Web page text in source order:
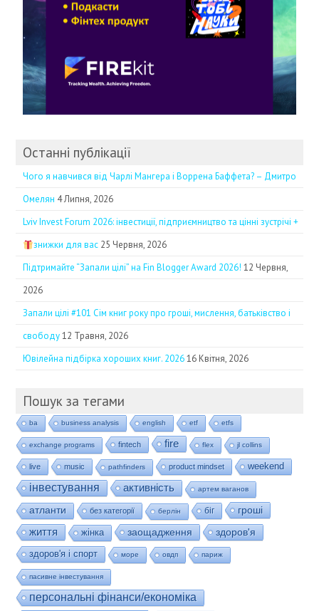
Останні публікації
Чого я навчився від Чарлі Мангера і Воррена Баффета? – Дмитро
Омелян 4 Липня, 2026
Lviv Invest Forum 2026: інвестиції, підприємництво та цінні зустрічі +
знижки для вас 25 Червня, 2026
Підтримайте “Запали цілі” на Fin Blogger Award 2026! 12 Червня,
2026
Запали цілі #101 Сім книг року про гроші, мислення, батьківство і
свободу 12 Травня, 2026
Ювілейна підбірка хороших книг. 2026 16 Квітня, 2026
Пошук за тегами
ba business analysis english etf etfs
exchange programs fintech fire flex jl collins
live music pathfinders product mindset weekend
інвестування активність артем ваганов
атланти без категорії берлін біг гроші
життя жінка заощадження здоров'я
здоров'я і спорт море овдп париж
пасивне інвестування
персональні фінанси/економіка